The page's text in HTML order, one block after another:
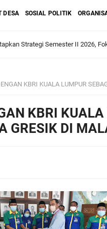
DESA SOSIAL POLITIK
Strategi Semester II 2026,
Doa Bersama dan Pelestarian
Rekor MURI, KWGe
KBRI KUALA LUMPUR SEBAGAI
KBRI
GRESIK DI